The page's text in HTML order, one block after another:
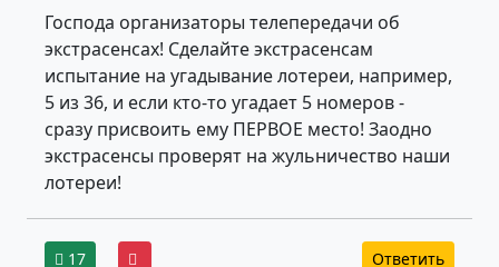
Господа организаторы телепередачи об
экстрасенсах! Сделайте экстрасенсам
испытание на угадывание лотереи, например,
5 из 36, и если кто-то угадает 5 номеров -
сразу присвоить ему ПЕРВОЕ место! Заодно
экстрасенсы проверят на жульничество наши
лотереи!
17 Ответить